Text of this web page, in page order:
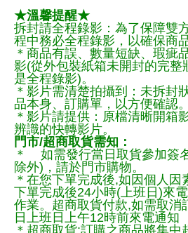
★溫馨提醒★
拆封請全程錄影：為了保障雙
程中務必全程錄影，以確保商
＊商品有誤、數量短缺、瑕疵
影(從外包裝紙箱未開封的完整
是全程錄影)。
＊影片需清楚拍攝到：未拆封
品本身、訂購單，以方便確認。
＊影片請提供：原檔清晰開箱
辨識的快轉影片。
門市/超商取貨需知：
＊ 如需發行當日取貨參加簽
除外)，請於門市購物。
＊在您下單完成後,如因個人
下單完成後24小時(上班日)來
作業。超商取貨付款,如需取消
日上班日上午12時前來電通知
＊超商取貨:訂購之商品將集中